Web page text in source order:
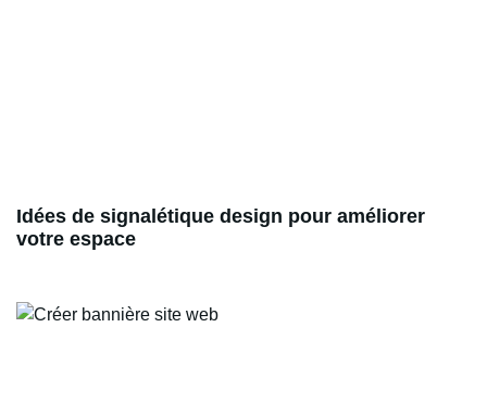
Idées de signalétique design pour améliorer
votre espace